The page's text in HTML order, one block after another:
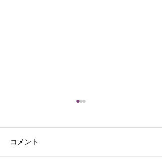
皮裁ち庖丁
コメント